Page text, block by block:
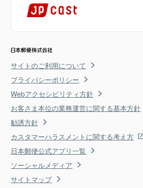
サイトのご利用について
プライバシーポリシー
Webアクセシビリティ方針
お客さま本位の業務運営に関する基本方針
勧誘方針
カスタマーハラスメントに関する考え方
日本郵便公式アプリ一覧
ソーシャルメディア
サイトマップ